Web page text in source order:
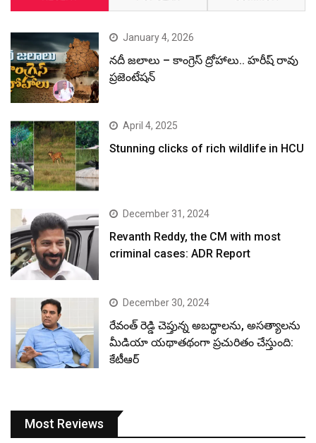
January 4, 2026
నదీ జలాలు – కాంగ్రెస్ ద్రోహాలు.. హరీష్ రావు
ప్రజెంటేషన్
April 4, 2025
Stunning clicks of rich wildlife in HCU
December 31, 2024
Revanth Reddy, the CM with most
criminal cases: ADR Report
December 30, 2024
రేవంత్ రెడ్డి చెప్తున్న అబద్ధాలను, అసత్యాలను
మీడియా యథాతథంగా ప్రచురితం చేస్తుంది:
కేటీఆర్
Most Reviews